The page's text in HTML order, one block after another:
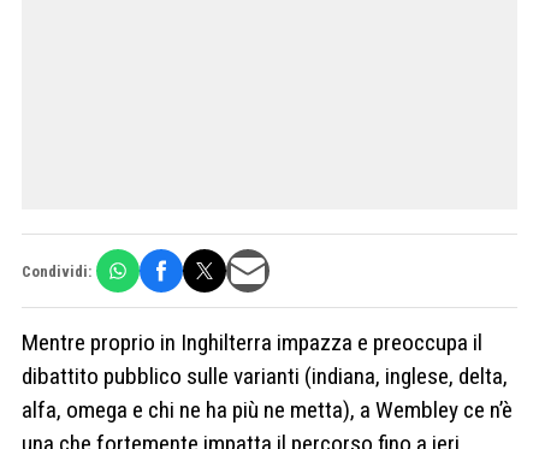
Condividi:
Mentre proprio in Inghilterra impazza e preoccupa il
dibattito pubblico sulle varianti (indiana, inglese, delta,
alfa, omega e chi ne ha più ne metta), a Wembley ce n’è